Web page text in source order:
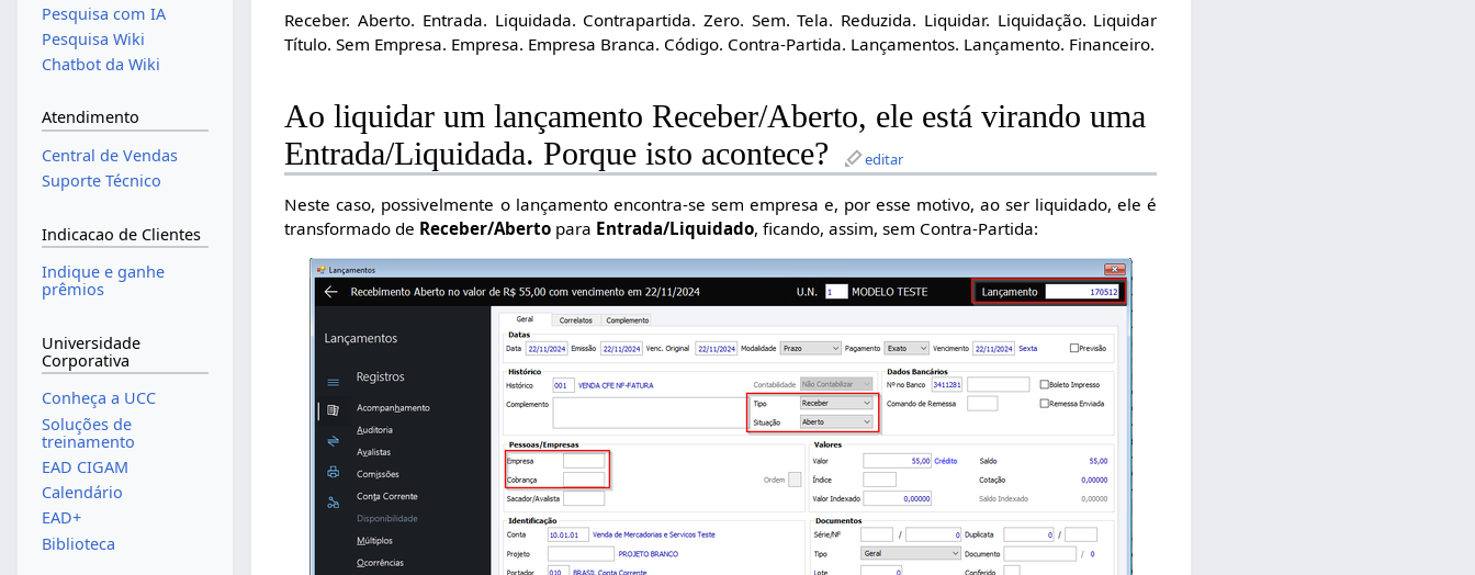
Receber. Aberto. Entrada. Liquidada. Contrapartida. Zero. Sem. Tela. Reduzida. Liquidar. Liquidação. Liquidar
Título. Sem Empresa. Empresa. Empresa Branca. Código. Contra-Partida. Lançamentos. Lançamento. Financeiro.
Ao liquidar um lançamento Receber/Aberto, ele está virando uma
Entrada/Liquidada. Porque isto acontece?
editar
Neste caso, possivelmente o lançamento encontra-se sem empresa e, por esse motivo, ao ser liquidado, ele é
transformado de Receber/Aberto para Entrada/Liquidado, ficando, assim, sem Contra-Partida:
Pesquisa com IA
Pesquisa Wiki
Chatbot da Wiki
Atendimento
Central de Vendas
Suporte Técnico
Indicacao de Clientes
Indique e ganhe
prêmios
Universidade
Corporativa
Conheça a UCC
Soluções de
treinamento
EAD CIGAM
Calendário
EAD+
Biblioteca